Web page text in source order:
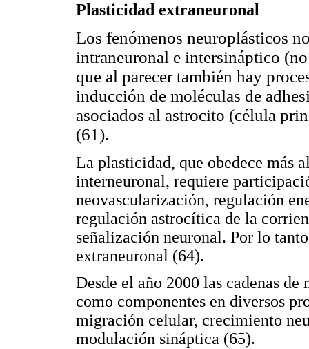
Plasticidad extraneuronal
Los fenómenos neuroplásticos
intraneuronal e intersináptico
que al parecer también hay
inducción de moléculas de
asociados al astrocito (célula
(61).
La plasticidad, que obedece más
interneuronal, requiere
neovascularización, regulación
regulación astrocítica de la
señalización neuronal. Por lo
extraneuronal (64).
Desde el año 2000 las cadenas
como componentes en diversos
migración celular, crecimiento
modulación sináptica (65).